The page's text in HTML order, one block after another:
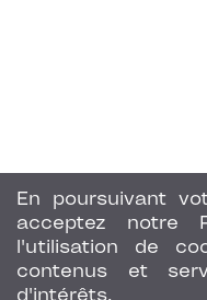
En poursuivant
acceptez notre
l'utilisation de
contenus et
d'intérêts.